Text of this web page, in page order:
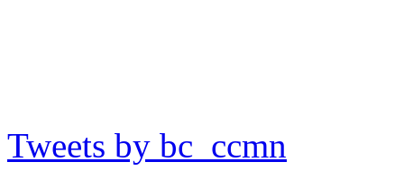
Tweets by bc_ccmn